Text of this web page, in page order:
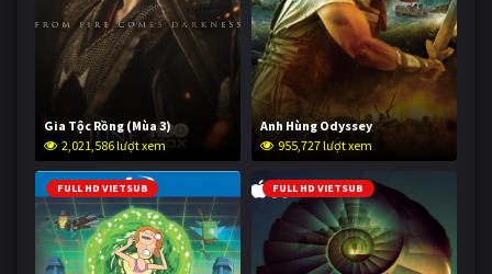
Gia Tộc Rồng (Mùa 3)
2,021,586 lượt xem
Anh Hùng Odyssey
955,727 lượt xem
FULL HD VIETSUB FULL HD VIETSUB